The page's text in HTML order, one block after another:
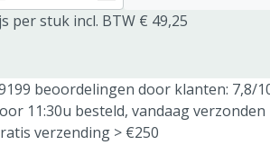
per stuk incl. BTW € 49,25
beoordelingen door klanten: 7,8/
11:30u besteld, vandaag verzonden
verzending > €250